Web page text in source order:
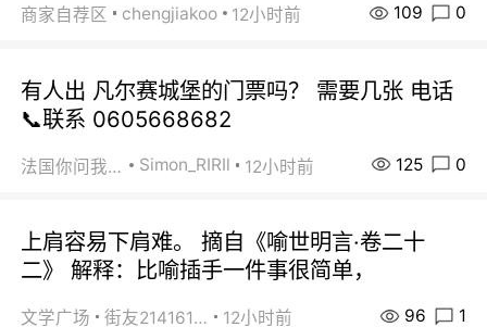
商家自荐区 chengjiakoo 12小时前 109 0
有人出 凡尔赛城堡的门票吗？ 需要几张 电话
📞联系 0605668682
法国你问我答 Simon_RIRIl 12小时前 125 0
上肩容易下肩难。 摘自《喻世明言·卷二十
二》 解释：比喻插手一件事很简单，
文学广场 街友21416156 12小时前 96 1